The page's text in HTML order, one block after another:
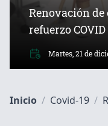
Renovación
refuerzo COVID
Martes, 21 de
Inicio / Covid-19 /